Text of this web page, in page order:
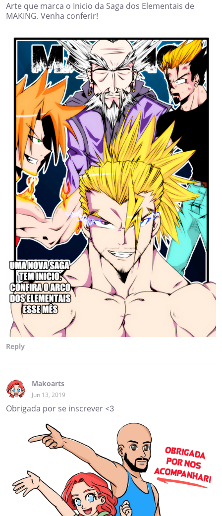
Arte que marca o Inicio da Saga dos Elementais de
MAKING. Venha conferir!
Reply
Makoarts
Jun 13, 2019
Obrigada por se inscrever <3